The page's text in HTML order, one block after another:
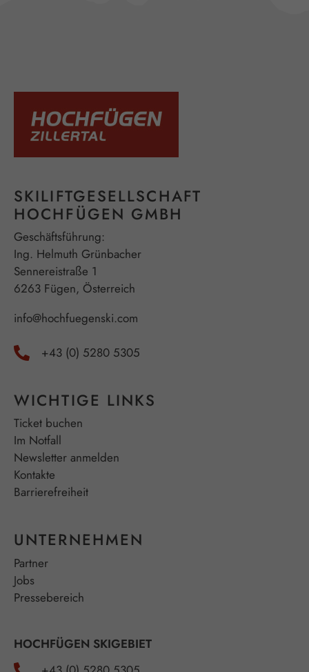
SKILIFTGESELLSCHAFT
HOCHFÜGEN GMBH
Geschäftsführung:
Ing. Helmuth Grünbacher
Sennereistraße 1
6263 Fügen, Österreich
info@hochfuegenski.com
+43 (0) 5280 5305
WICHTIGE LINKS
Ticket buchen
Im Notfall
Newsletter anmelden
Kontakte
Barrierefreiheit
UNTERNEHMEN
Partner
Jobs
Pressebereich
HOCHFÜGEN SKIGEBIET